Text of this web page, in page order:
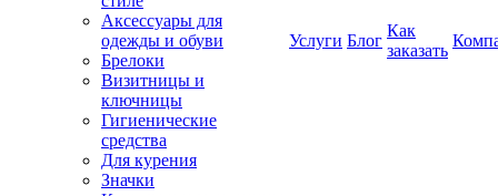
Аксессуары для
одежды и обуви
Брелоки
Визитницы и
ключницы
Гигиенические
средства
Для курения
Значки
Услуги Блог
Как
заказать